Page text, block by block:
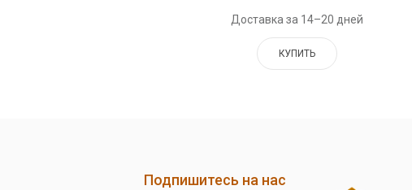
Доставка за 14–20 дней
КУПИТЬ
Подпишитесь на нас